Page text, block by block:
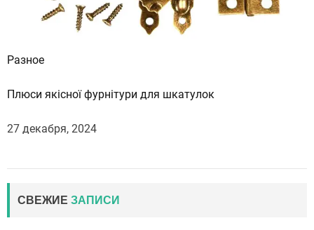
Разное
Плюси якісної фурнітури для шкатулок
27 декабря, 2024
СВЕЖИЕ ЗАПИСИ